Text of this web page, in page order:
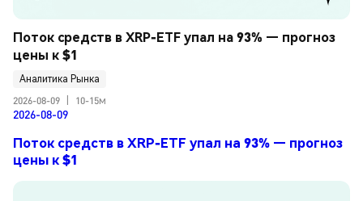
Поток средств в XRP-ETF упал на 93% — прогноз
цены к $1
Аналитика Рынка
2026-08-09
10-15м
2026-08-09
Поток средств в XRP-ETF упал на 93% — прогноз
цены к $1